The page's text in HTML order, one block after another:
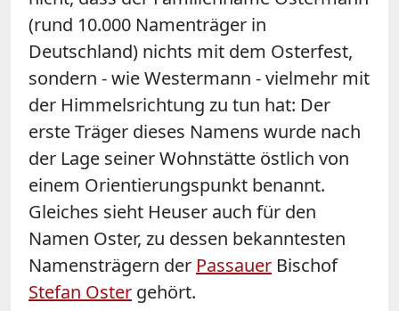
(rund 10.000 Namenträger in
Deutschland) nichts mit dem Osterfest,
sondern - wie Westermann - vielmehr mit
der Himmelsrichtung zu tun hat: Der
erste Träger dieses Namens wurde nach
der Lage seiner Wohnstätte östlich von
einem Orientierungspunkt benannt.
Gleiches sieht Heuser auch für den
Namen Oster, zu dessen bekanntesten
Namensträgern der Passauer Bischof
Stefan Oster gehört.